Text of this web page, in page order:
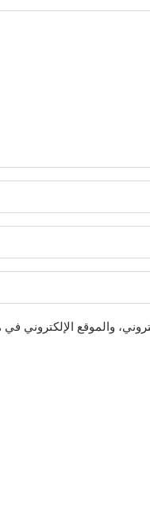
والموقع الإلكتروني